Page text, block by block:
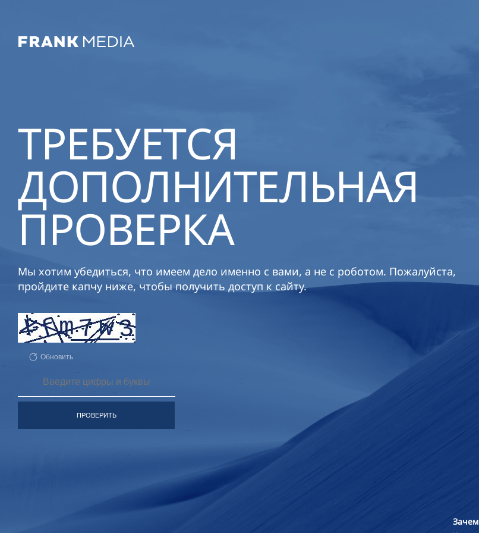
ТРЕБУЕТСЯ
ДОПОЛНИТЕЛЬНАЯ
ПРОВЕРКА
Мы хотим убедиться, что имеем дело именно с вами, а не с роботом. Пожалуйста,
пройдите капчу ниже, чтобы получить доступ к сайту.
Обновить
ПРОВЕРИТЬ
Зачем